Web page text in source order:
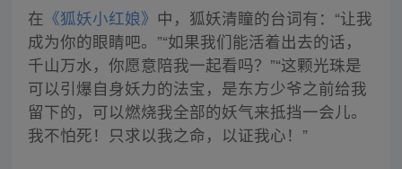
在 《狐妖小红娘》 中，狐妖清瞳的台词有：“让我
成为你的眼睛吧。”“如果我们能活着出去的话，
千山万水，你愿意陪我一起看吗？”“这颗光珠是
可以引爆自身妖力的法宝，是东方少爷之前给我
留下的，可以燃烧我全部的妖气来抵挡一会儿。
我不怕死！只求以我之命，以证我心！”